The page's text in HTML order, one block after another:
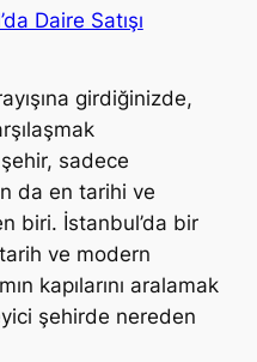
Daire Satışı
girdiğinizde,
şehir, sadece
da en tarihi ve
biri. İstanbul’da bir
ve modern
kapılarını aralamak
şehirde nereden